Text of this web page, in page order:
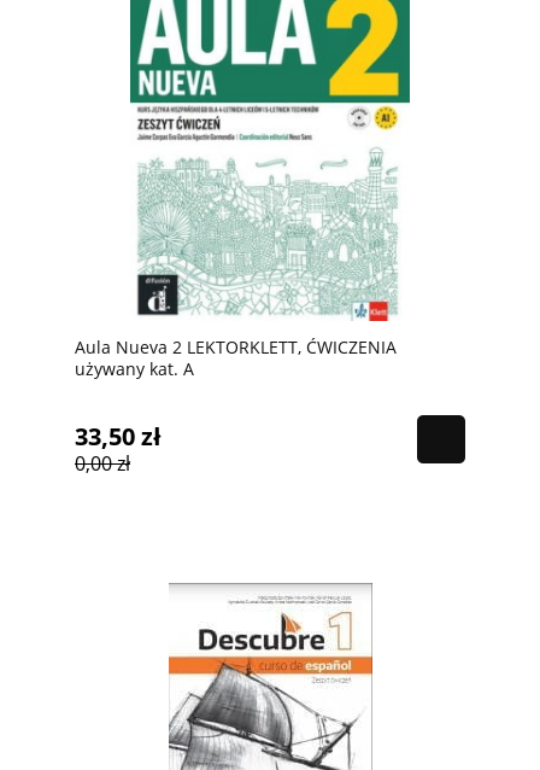
Aula Nueva 2 LEKTORKLETT, ĆWICZENIA
używany kat. A
33,50 zł
0,00 zł